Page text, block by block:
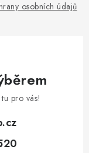
osobních údajů
pro vás!